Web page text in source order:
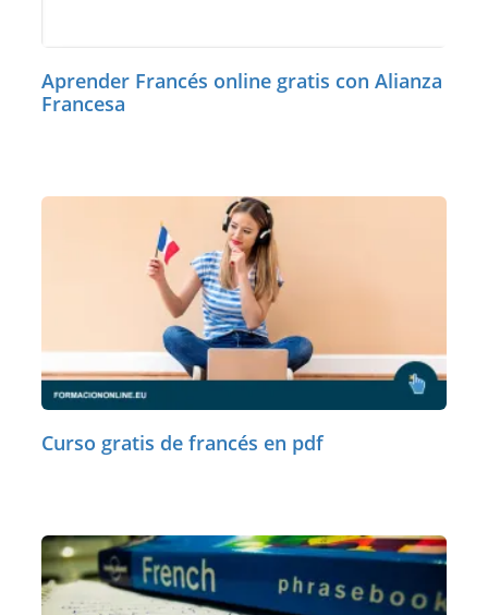
Aprender Francés online gratis con Alianza
Francesa
Curso gratis de francés en pdf